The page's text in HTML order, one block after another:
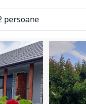
persoane